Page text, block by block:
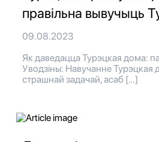
правільна вывучыць
09.08.2023
Як даведацца Турэцкая дома:
Уводзіны: Навучанне
страшнай задачай, асаб […]